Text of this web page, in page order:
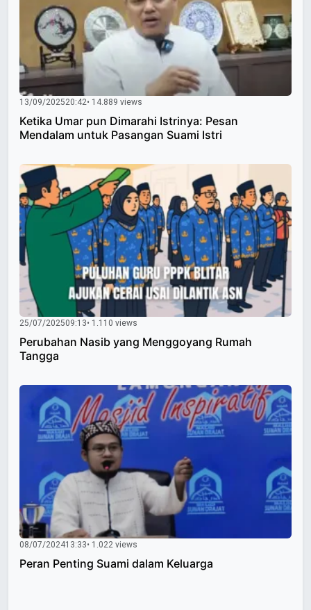
13/09/202520:42• 14.889 views
Ketika Umar pun Dimarahi Istrinya: Pesan
Mendalam untuk Pasangan Suami Istri
25/07/202509:13• 1.110 views
Perubahan Nasib yang Menggoyang Rumah
Tangga
08/07/202413:33• 1.022 views
Peran Penting Suami dalam Keluarga